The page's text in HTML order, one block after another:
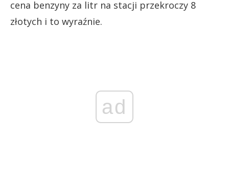
cena benzyny za litr na stacji przekroczy 8
złotych i to wyraźnie.
ad